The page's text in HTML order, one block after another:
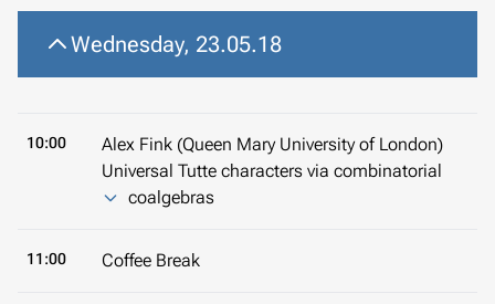
Wednesday, 23.05.18
10:00
Alex Fink (Queen Mary University of London)
Universal Tutte characters via combinatorial
coalgebras
11:00 Coffee Break